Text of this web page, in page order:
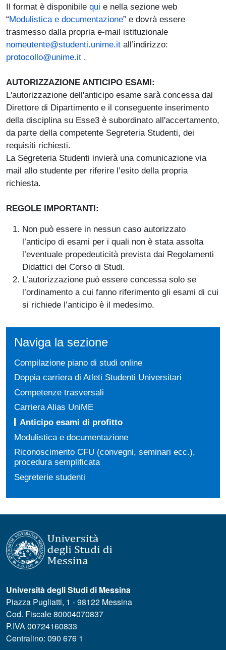
Il format è disponibile qui (link is external)
e nella sezione web
“Modulistica e documentazione(link is external)
” e dovrà essere
trasmesso dalla propria e-mail istituzionale
nomeutente@studenti.unime.it all’indirizzo:
protocollo@unime.it .
AUTORIZZAZIONE ANTICIPO ESAMI:
L'autorizzazione dell'anticipo esame sarà concessa dal
Direttore di Dipartimento e il conseguente inserimento
della disciplina su Esse3 è subordinato all'accertamento,
da parte della competente Segreteria Studenti, dei
requisiti richiesti.
La Segreteria Studenti invierà una comunicazione via
mail allo studente per riferire l’esito della propria
richiesta.
REGOLE IMPORTANTI:
Non può essere in nessun caso autorizzato
l’anticipo di esami per i quali non è stata assolta
l’eventuale propedeuticità prevista dai Regolamenti
Didattici del Corso di Studi.
L’autorizzazione può essere concessa solo se
l’ordinamento a cui fanno riferimento gli esami di cui
si richiede l’anticipo è il medesimo.
Naviga la sezione
Compilazione piano di studi online
Doppia carriera di Atleti Studenti Universitari
Competenze trasversali
Carriera Alias UniME
Anticipo esami di profitto
Modulistica e documentazione
Riconoscimento CFU (convegni, seminari ecc.),
procedura semplificata
Segreterie studenti
Università degli Studi di Messina
Piazza Pugliatti, 1 - 98122 Messina
Cod. Fiscale 80004070837
P.IVA 00724160833
Centralino: 090 676 1